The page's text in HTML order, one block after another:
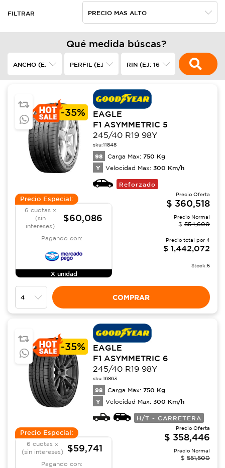
FILTRAR
Qué medida búscas?
-35%
EAGLE
F1 ASYMMETRIC 5
245/40 R19 98Y
sku:11848
98 Carga Max: 750 Kg
Y Velocidad Max: 300 Km/h
Reforzado
Precio Especial:
6 cuotas x
(sin
intereses)
$60,086
Pagando con:
X unidad
Precio Oferta
$ 360,518
Precio Normal
$ 554,600
Precio total por 4
$ 1,442,072
Stock:5
COMPRAR
-35%
EAGLE
F1 ASYMMETRIC 6
245/40 R19 98Y
sku:16863
98 Carga Max: 750 Kg
Y Velocidad Max: 300 Km/h
H/T - CARRETERA
Precio Especial:
6 cuotas x
(sin intereses)
$59,741
Pagando con:
Precio Oferta
$ 358,446
Precio Normal
$ 551,500